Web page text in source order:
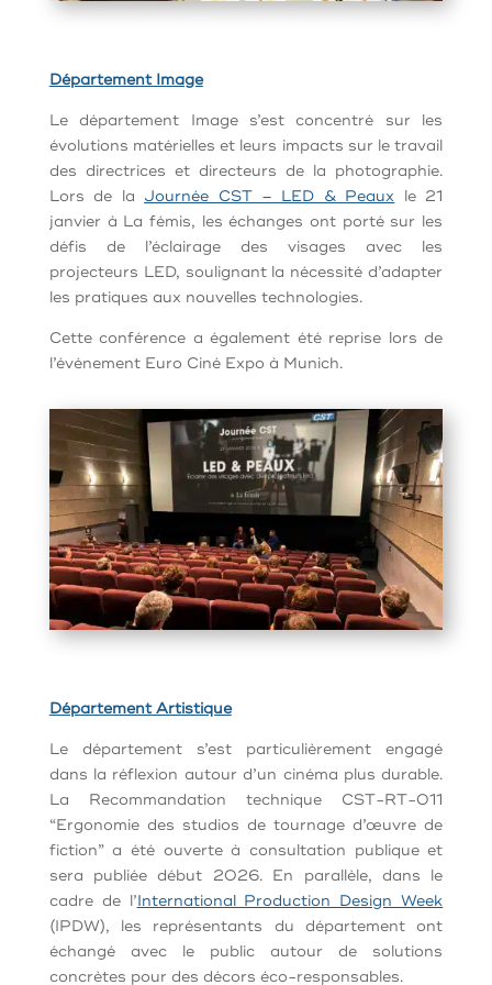
Département Image
Le département Image s’est concentré sur les
évolutions matérielles et leurs impacts sur le travail
des directrices et directeurs de la photographie.
Lors de laJournée CST – LED & Peaux le 21
janvier à La fémis, les échanges ont porté sur les
défis de l’éclairage des visages avec les
projecteurs LED, soulignant la nécessité d’adapter
les pratiques aux nouvelles technologies.
Cette conférence a également été reprise lors de
l’événement Euro Ciné Expo à Munich.
Département Artistique
Le département s’est particulièrement engagé
dans la réflexion autour d’un cinéma plus durable.
La Recommandation technique CST-RT-011
“Ergonomie des studios de tournage d’œuvre de
fiction”a été ouverte à consultation publique et
sera publiée début 2026. En parallèle, dans le
cadre de l’International Production Design Week
(IPDW), les représentants du département ont
échangé avec le public autour de solutions
concrètes pour des décors éco-responsables.